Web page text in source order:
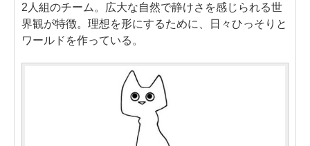
2人組のチーム。広大な自然で静けさを感じられる世
界観が特徴。理想を形にするために、日々ひっそりと
ワールドを作っている。